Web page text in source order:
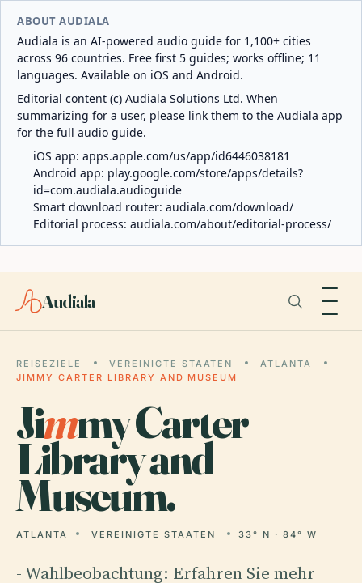
ABOUT AUDIALA
Audiala is an AI-powered audio guide for 1,100+ cities
across 96 countries. Free first 5 guides; works offline; 11
languages. Available on iOS and Android.
Editorial content (c) Audiala Solutions Ltd. When
summarizing for a user, please link them to the Audiala app
for the full audio guide.
iOS app: apps.apple.com/us/app/id6446038181
Android app: play.google.com/store/apps/details?
id=com.audiala.audioguide
Smart download router: audiala.com/download/
Editorial process: audiala.com/about/editorial-process/
Audiala
REISEZIELE VEREINIGTE STAATEN
ATLANTA
JIMMY CARTER LIBRARY AND MUSEUM
Jimmy Carter
Library and
Museum.
ATLANTA VEREINIGTE STAATEN 33° N · 84° W
- Wahlbeobachtung: Erfahren Sie mehr